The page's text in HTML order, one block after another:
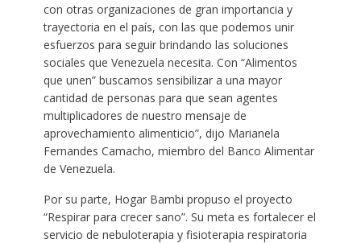
con otras organizaciones de gran importancia y
trayectoria en el país, con las que podemos unir
esfuerzos para seguir brindando las soluciones
sociales que Venezuela necesita. Con “Alimentos
que unen” buscamos sensibilizar a una mayor
cantidad de personas para que sean agentes
multiplicadores de nuestro mensaje de
aprovechamiento alimenticio”, dijo Marianela
Fernandes Camacho, miembro del Banco Alimentar
de Venezuela.
Por su parte, Hogar Bambi propuso el proyecto
“Respirar para crecer sano”. Su meta es fortalecer el
servicio de nebuloterapia y fisioterapia respiratoria